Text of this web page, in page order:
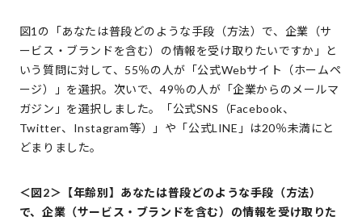
図1の「あなたは普段どのような手段（方法）で、企業（サ
ービス・ブランドを含む）の情報を受け取りたいですか」と
いう質問に対して、55％の人が「公式Webサイト（ホームペ
ージ）」を選択。次いで、49％の人が「企業からのメールマ
ガジン」を選択しました。「公式SNS（Facebook、
Twitter、Instagram等）」や「公式LINE」は20％未満にと
どまりました。
＜図2＞【年齢別】あなたは普段どのような手段（方法）
で、企業（サービス・ブランドを含む）の情報を受け取りた